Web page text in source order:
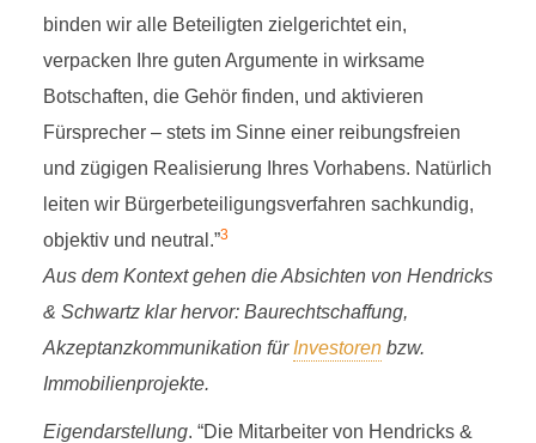
binden wir alle Beteiligten zielgerichtet ein,
verpacken Ihre guten Argumente in wirksame
Botschaften, die Gehör finden, und aktivieren
Fürsprecher – stets im Sinne einer reibungsfreien
und zügigen Realisierung Ihres Vorhabens. Natürlich
leiten wir Bürgerbeteiligungsverfahren sachkundig,
objektiv und neutral.”3
Aus dem Kontext gehen die Absichten von Hendricks
& Schwartz klar hervor: Baurechtschaffung,
Akzeptanzkommunikation für Investorenbzw.
Immobilienprojekte.
Eigendarstellung. “Die Mitarbeiter von Hendricks &